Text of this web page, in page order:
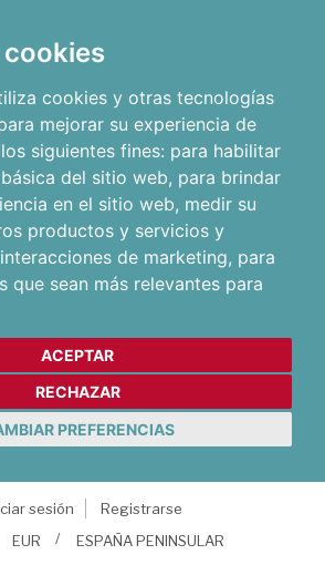
cookies y otras tecnologías
mejorar su experiencia de
siguientes fines: para habilitar
del sitio web, para brindar
en el sitio web, medir su
productos y servicios y
de marketing, para
que sean más relevantes para
ACEPTAR
RECHAZAR
PREFERENCIAS
sesión
Registrarse
EUR ESPAÑA PENINSULAR